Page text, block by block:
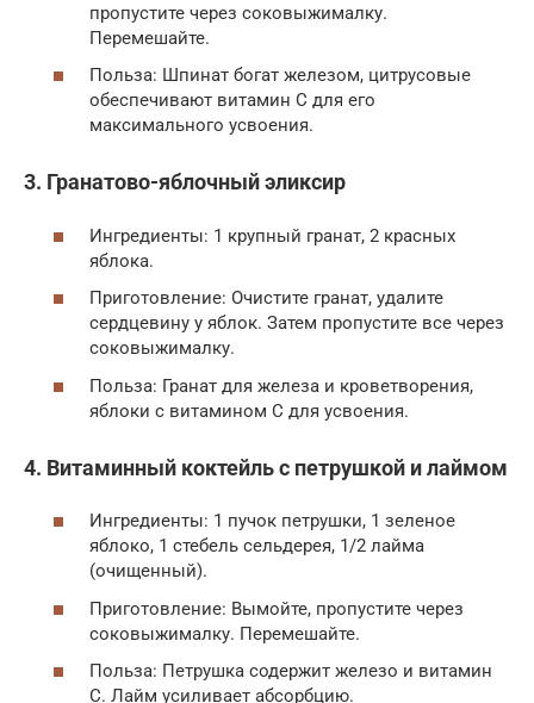
пропустите через соковыжималку.
Перемешайте.
Польза: Шпинат богат железом, цитрусовые
обеспечивают витамин C для его
максимального усвоения.
3. Гранатово-яблочный эликсир
Ингредиенты: 1 крупный гранат, 2 красных
яблока.
Приготовление: Очистите гранат, удалите
сердцевину у яблок. Затем пропустите все через
соковыжималку.
Польза: Гранат для железа и кроветворения,
яблоки с витамином C для усвоения.
4. Витаминный коктейль с петрушкой и лаймом
Ингредиенты: 1 пучок петрушки, 1 зеленое
яблоко, 1 стебель сельдерея, 1/2 лайма
(очищенный).
Приготовление: Вымойте, пропустите через
соковыжималку. Перемешайте.
Польза: Петрушка содержит железо и витамин
C. Лайм усиливает абсорбцию.